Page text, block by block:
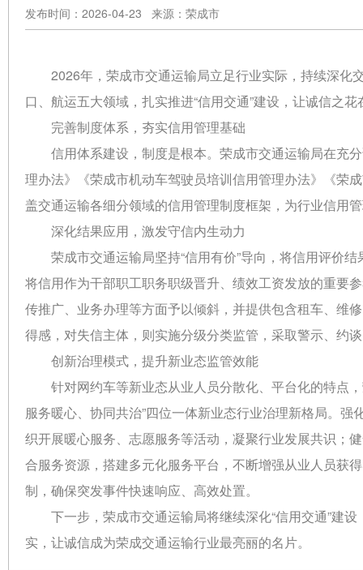
发布时间：2026-04-23 来源：荣成市
2026年，荣成市交通运输局立足行业实际，持续深化
口、航运五大领域，扎实推进“信用交通”建设，让诚信之
完善制度体系，夯实信用管理基础
信用体系建设，制度是根本。荣成市交通运输局在充
理办法》《荣成市机动车驾驶员培训信用管理办法》《荣
盖交通运输各细分领域的信用管理制度框架，为行业信用
深化结果应用，激发守信内生动力
荣成市交通运输局坚持“信用有价”导向，将信用评价
将信用作为干部职工职务职级晋升、绩效工资发放的重要
传推广、业务办理等方面予以倾斜，并提供包含租车、维
得感，对失信主体，则实施分级分类监管，采取警示、约
创新治理模式，提升新业态监管效能
针对网约车等新业态从业人员分散化、平台化的特点
服务暖心、协同共治”四位一体新业态行业治理新格局。
织开展暖心服务、志愿服务等活动，凝聚行业发展共识；
合服务资源，搭建多元化服务平台，不断增强从业人员获
制，确保突发事件快速响应、高效处置。
下一步，荣成市交通运输局将继续深化“信用交通”建
实，让诚信成为荣成交通运输行业最亮丽的名片。